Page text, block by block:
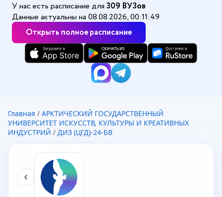
Открыть полное расписание
У нас есть расписание для 309 ВУЗов
Данные актуальны на 08.08.2026, 00:11:49
Главная / АРКТИЧЕСКИЙ ГОСУДАРСТВЕННЫЙ
УНИВЕРСИТЕТ ИСКУССТВ, КУЛЬТУРЫ И КРЕАТИВНЫХ
ИНДУСТРИЙ / ДИЗ (ЦГД)-24-БВ